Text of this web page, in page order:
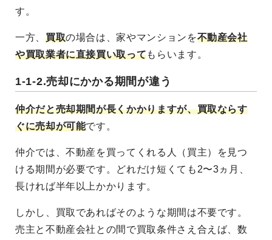
す。
一方、 買取の場合は、家やマンションを不動産会社
や買取業者に直接買い取ってもらいます 。
1-1-2.売却にかかる期間が違う
仲介だと売却期間が長くかかりますが、買取ならす
ぐに売却が可能です。
仲介では、不動産を買ってくれる人（買主）を見つ
ける期間が必要です。どれだけ短くても2〜3ヵ月、
長ければ半年以上かかります。
しかし、買取であればそのような期間は不要です。
売主と不動産会社との間で買取条件さえ合えば、数